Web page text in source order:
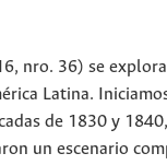
nro. 36) se
Latina.
de 1830 y
un escenario